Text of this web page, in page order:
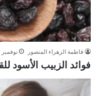
فاطمة الزهراء المنصور نوفمبر 27, 2023
فوائد الزبيب الأسود